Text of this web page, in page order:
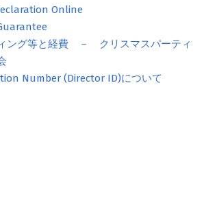
Online
ング等と経費 － クリスマスパーティ
Number (Director ID)について